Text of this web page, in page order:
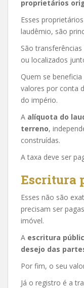
proprietários
Esses
laudêmio, são
São
ou localizados
Quem se
valores por conta
do império.
A alíquota do
terreno,
construídas.
A taxa deve ser
Escritura
Esses não são
precisam ser
imóvel.
A escritura
desejo das
Por fim, o seu
Já o registro é a